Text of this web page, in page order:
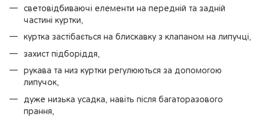
световідбиваючі елементи на передній та задній
частині куртки,
куртка застібається на блискавку з клапаном на липучці,
захист підборіддя,
рукава та низ куртки регулюються за допомогою
липучок,
дуже низька усадка, навіть після багаторазового
прання,